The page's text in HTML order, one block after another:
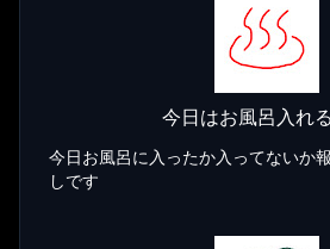
今日はお風呂入れ
今日お風呂に入ったか入ってないか
しです